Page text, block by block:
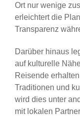
Ort nur wenige
erleichtert die
Transparenz
Darüber hinaus
auf kulturelle
Reisende
Traditionen und
wird dies unter
mit lokalen